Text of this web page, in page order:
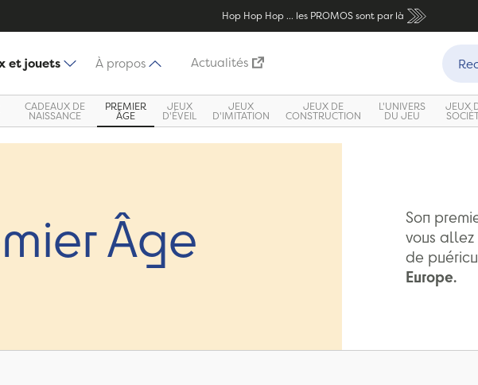
Hop Hop Hop ... les PROMOS sont par là
et jouets À propos Actualités
CADEAUX DE
NAISSANCE
PREMIER
ÂGE
JEUX
D'ÉVEIL
JEUX
D'IMITATION
JEUX DE
CONSTRUCTION
L'UNIVERS
DU JEU
JEUX
Âge
Son
vous
de
Europe.